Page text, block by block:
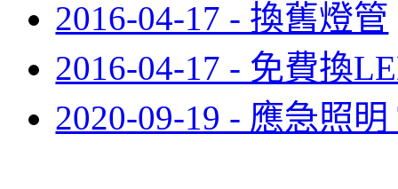
2016-04-17 - 換舊燈管
2016-04-17 - 免費換
2020-09-19 - 應急照